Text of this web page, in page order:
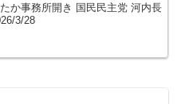
か事務所開き 国民民主党 河内長
3/28